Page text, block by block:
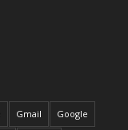
Gmail Google